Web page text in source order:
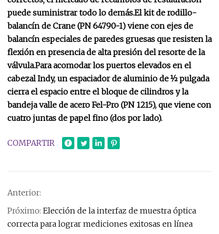
puede suministrar todo lo demás.El kit de rodillo-
balancín de Crane (PN 64790-1) viene con ejes de
balancín especiales de paredes gruesas que resisten la
flexión en presencia de alta presión del resorte de la
válvula.Para acomodar los puertos elevados en el
cabezal Indy, un espaciador de aluminio de ½ pulgada
cierra el espacio entre el bloque de cilindros y la
bandeja valle de acero Fel-Pro (PN 1215), que viene con
cuatro juntas de papel fino (dos por lado).
COMPARTIR
Anterior:
Próximo: Elección de la interfaz de muestra óptica
correcta para lograr mediciones exitosas en línea